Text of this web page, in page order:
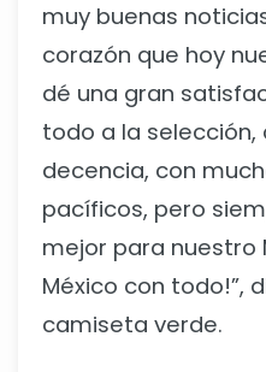
muy buenas
corazón que hoy
dé una gran
todo a la selección,
decencia, con
pacíficos, pero
mejor para nuestro
México con todo!”,
camiseta verde.